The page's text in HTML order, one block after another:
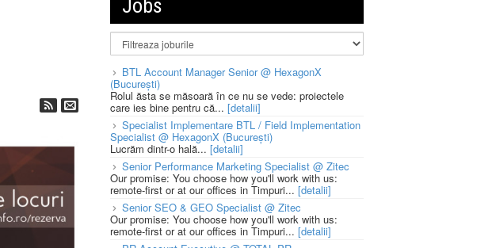
Jobs
BTL Account Manager Senior @ HexagonX
(București)
Rolul ăsta se măsoară în ce nu se vede: proiectele
care ies bine pentru că... [detalii]
Specialist Implementare BTL / Field Implementation
Specialist @ HexagonX (București)
Lucrăm dintr-o hală... [detalii]
Senior Performance Marketing Specialist @ Zitec
Our promise: You choose how you'll work with us:
remote-first or at our offices in Timpuri... [detalii]
Senior SEO & GEO Specialist @ Zitec
Our promise: You choose how you'll work with us:
remote-first or at our offices in Timpuri... [detalii]